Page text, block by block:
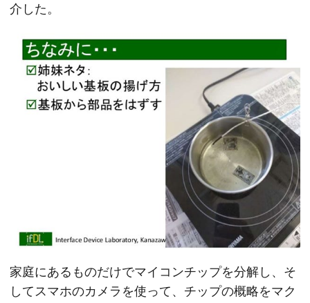
介した。
家庭にあるものだけでマイコンチップを分解し、そ
してスマホのカメラを使って、チップの概略をマク